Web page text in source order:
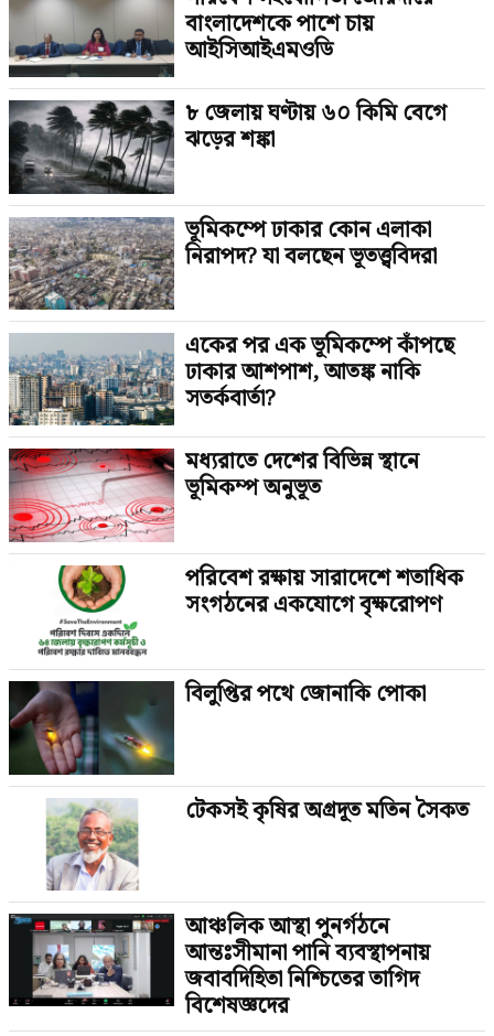
বাংলাদেশকে পাশে চায়
আইসিআইএমওডি
৮ জেলায় ঘণ্টায় ৬০ কিমি বেগে
ঝড়ের শঙ্কা
ভূমিকম্পে ঢাকার কোন এলাকা
নিরাপদ? যা বলছেন ভূতত্ত্ববিদরা
একের পর এক ভূমিকম্পে কাঁপছে
ঢাকার আশপাশ, আতঙ্ক নাকি
সতর্কবার্তা?
মধ্যরাতে দেশের বিভিন্ন স্থানে
ভূমিকম্প অনুভূত
পরিবেশ রক্ষায় সারাদেশে শতাধিক
সংগঠনের একযোগে বৃক্ষরোপণ
বিলুপ্তির পথে জোনাকি পোকা
টেকসই কৃষির অগ্রদূত মতিন সৈকত
আঞ্চলিক আস্থা পুনর্গঠনে
আন্তঃসীমানা পানি ব্যবস্থাপনায়
জবাবদিহিতা নিশ্চিতের তাগিদ
বিশেষজ্ঞদের